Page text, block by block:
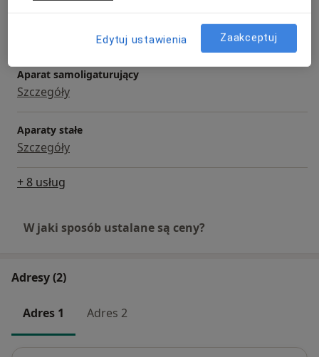
Aparat samoligaturujący
Szczegóły
Aparaty stałe
Szczegóły
+ 8 usług
W jaki sposób ustalane są ceny?
Adresy (2)
Adres 1 Adres 2
Edytuj ustawienia Zaakceptuj